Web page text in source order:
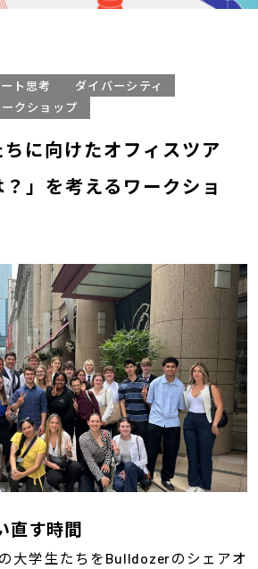
ト思考
ダイバーシティ
クショップ
に向けたオフィスツア
」を考えるワークショ
直す時間
大学生たちをBulldozerのシェアオ